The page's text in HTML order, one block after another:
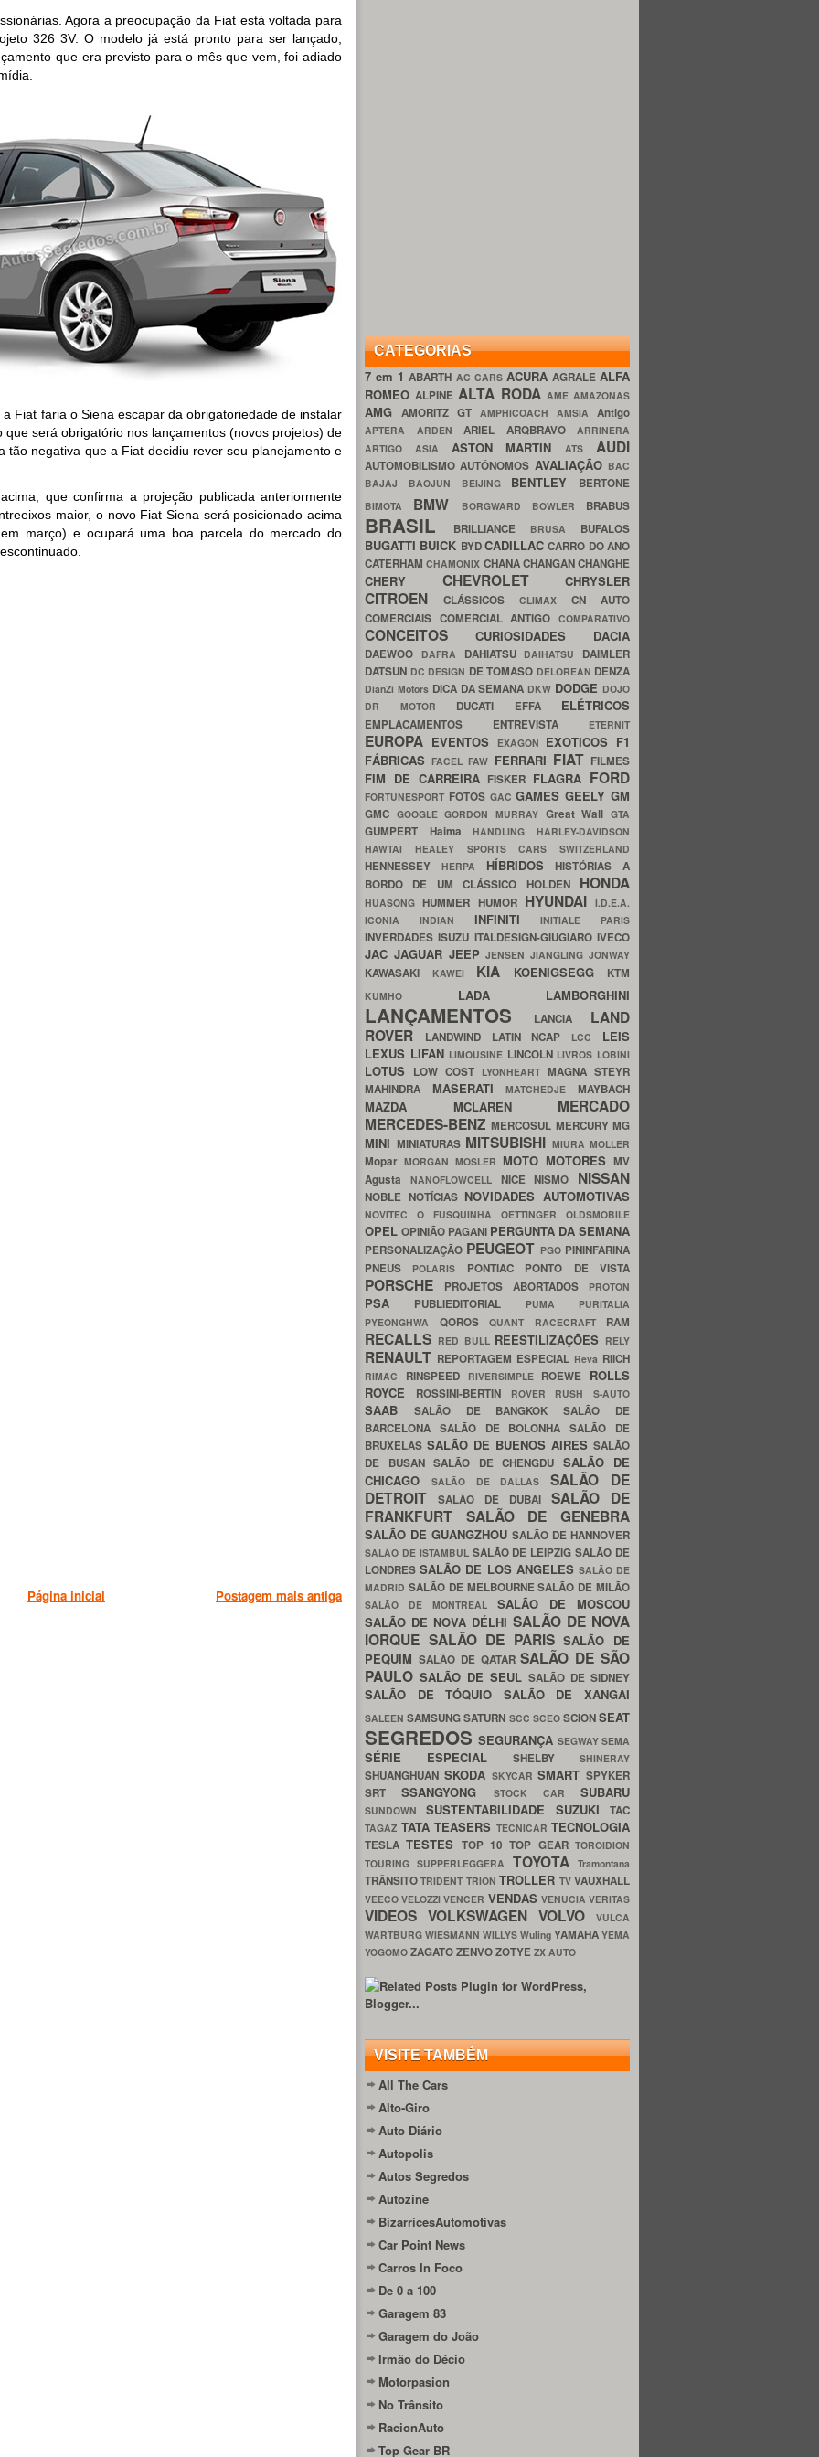
Agora a preocupação da Fiat está voltada para
326 3V. O modelo já está pronto para ser lançado,
que era previsto para o mês que vem, foi adiado
Fiat faria o Siena escapar da obrigatoriedade de instalar
será obrigatório nos lançamentos (novos projetos) de
tão negativa que a Fiat decidiu rever seu planejamento e
que confirma a projeção publicada anteriormente
maior, o novo Fiat Siena será posicionado acima
março) e ocupará uma boa parcela do mercado do
Postagem mais antiga
Página inicial
CATEGORIAS
7 em 1ABARTH AC CARS ACURA AGRALE ALFA
ROMEOALPINEALTA RODA AME AMAZONAS
AMG AMORITZ GT AMPHICOACH AMSIA Antigo
APTERA ARDEN ARIEL ARQBRAVO ARRINERA
ARTIGO ASIA ASTON MARTINATS AUDI
AUTOMOBILISMOAUTÔNOMOS AVALIAÇÃO BAC
BAJAJ BAOJUN BEIJING BENTLEY BERTONE
BIMOTA BMW BORGWARD BOWLER BRABUS
BRASIL BRILLIANCE BRUSA BUFALOS
BUGATTI BUICK BYDCADILLACCARRO DO ANO
CATERHAMCHAMONIX CHANACHANGANCHANGHE
CHERY CHEVROLET CHRYSLER
CITROEN CLÁSSICOS CLIMAX CN AUTO
COMERCIAIS COMERCIAL ANTIGOCOMPARATIVO
CONCEITOS CURIOSIDADES DACIA
DAEWOO DAFRA DAHIATSU DAIHATSU DAIMLER
DATSUN DC DESIGN DE TOMASO DELOREAN DENZA
DianZi Motors DICA DA SEMANA DKW DODGE DOJO
DR MOTOR DUCATI EFFA ELÉTRICOS
EMPLACAMENTOS ENTREVISTA ETERNIT
EUROPA EVENTOS EXAGON EXOTICOS F1
FÁBRICASFACELFAW FERRARI FIAT FILMES
FIM DE CARREIRA FISKER FLAGRA FORD
FORTUNESPORT FOTOS GACGAMESGEELYGM
GMC GOOGLEGORDON MURRAY Great WallGTA
GUMPERT HaimaHANDLINGHARLEY-DAVIDSON
HAWTAI HEALEY SPORTS CARS SWITZERLAND
HENNESSEY HERPA HÍBRIDOSHISTÓRIAS A
BORDO DE UM CLÁSSICO HOLDEN HONDA
HUASONGHUMMER HUMOR HYUNDAI I.D.E.A.
ICONIA INDIAN INFINITIINITIALE PARIS
INVERDADESISUZU ITALDESIGN-GIUGIAROIVECO
JAC JAGUAR JEEPJENSENJIANGLINGJONWAY
KAWASAKI KAWEI KIA KOENIGSEGG KTM
KUMHO LADA LAMBORGHINI
LANÇAMENTOS LANCIA LAND
ROVER
LANDWIND LATIN NCAP LCC LEIS
LEXUS LIFAN LIMOUSINE LINCOLN LIVROS LOBINI
LOTUS LOW COST LYONHEART MAGNA STEYR
MAHINDRA MASERATIMATCHEDJEMAYBACH
MAZDA MCLAREN MERCADO
MERCEDES-BENZMERCOSUL MERCURYMG
MINI MINIATURAS MITSUBISHI MIURA MOLLER
Mopar MORGAN MOSLER MOTO MOTORES MV
Agusta NANOFLOWCELL NICENISMO NISSAN
NOBLE NOTÍCIAS NOVIDADES AUTOMOTIVAS
NOVITEC O FUSQUINHA OETTINGER OLDSMOBILE
OPEL OPINIÃO PAGANI PERGUNTA DA SEMANA
PERSONALIZAÇÃO PEUGEOT PGO PININFARINA
PNEUS
POLARIS PONTIAC PONTO DE VISTA
PORSCHE PROJETOS ABORTADOS PROTON
PSA PUBLIEDITORIAL PUMA PURITALIA
PYEONGHWA QOROS QUANT RACECRAFT RAM
RECALLS RED BULL REESTILIZAÇÕES RELY
RENAULT REPORTAGEM ESPECIAL Reva RIICH
RIMAC RINSPEED RIVERSIMPLE ROEWE ROLLS
ROYCE
ROSSINI-BERTIN ROVER RUSH S-AUTO
SAAB SALÃO DE BANGKOKSALÃO DE
BARCELONA SALÃO DE BOLONHASALÃO DE
BRUXELAS SALÃO DE BUENOS AIRES SALÃO
DE BUSAN SALÃO DE CHENGDU SALÃO DE
CHICAGO
SALÃO DE DALLASSALÃO DE
DETROIT
SALÃO DE DUBAI SALÃO DE
FRANKFURT SALÃO DE GENEBRA
SALÃO DE GUANGZHOU SALÃO DE HANNOVER
SALÃO DE ISTAMBUL SALÃO DE LEIPZIGSALÃO DE
LONDRESSALÃO DE LOS ANGELES SALÃO DE
MADRID SALÃO DE MELBOURNESALÃO DE MILÃO
SALÃO DE MONTREAL SALÃO DE MOSCOU
SALÃO DE NOVA DÉLHI SALÃO DE NOVA
IORQUE SALÃO DE PARISSALÃO DE
PEQUIM SALÃO DE QATARSALÃO DE SÃO
PAULO SALÃO DE SEUL SALÃO DE SIDNEY
SALÃO DE TÓQUIO SALÃO DE XANGAI
SALEENSAMSUNGSATURN SCC SCEO SCIONSEAT
SEGREDOSSEGURANÇA SEGWAYSEMA
SÉRIE ESPECIAL SHELBY SHINERAY
SHUANGHUAN SKODA SKYCARSMART SPYKER
SRTSSANGYONG STOCK CAR SUBARU
SUNDOWNSUSTENTABILIDADE SUZUKITAC
TAGAZ TATA TEASERS TECNICAR TECNOLOGIA
TESLATESTES TOP 10TOP GEARTOROIDION
TOURING SUPPERLEGGERA TOYOTATramontana
TRÂNSITOTRIDENT TRIONTROLLER TVVAUXHALL
VEECOVELOZZIVENCER VENDAS VENUCIAVERITAS
VIDEOS VOLKSWAGEN VOLVO
VULCA
WARTBURG WIESMANN WILLYS Wuling YAMAHA YEMA
YOGOMO ZAGATOZENVOZOTYE ZX AUTO
VISITE TAMBÉM
All The Cars
Alto-Giro
Auto Diário
Autopolis
Autos Segredos
Autozine
BizarricesAutomotivas
Car Point News
Carros In Foco
De 0 a 100
Garagem 83
Garagem do João
Irmão do Décio
Motorpasion
No Trânsito
RacionAuto
Top Gear BR